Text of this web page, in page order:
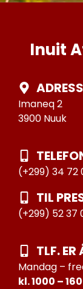
Inuit
Imaneq 2
3900 Nuuk
(+299) 34 72
TIL
(+299) 52 37
TLF. ER
Mandag –
kl. 1000 –